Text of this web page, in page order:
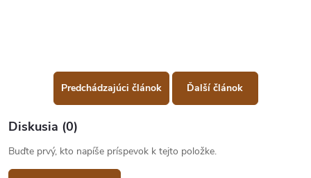
Predchádzajúci článok Ďalší článok
Diskusia (0)
Buďte prvý, kto napíše príspevok k tejto položke.